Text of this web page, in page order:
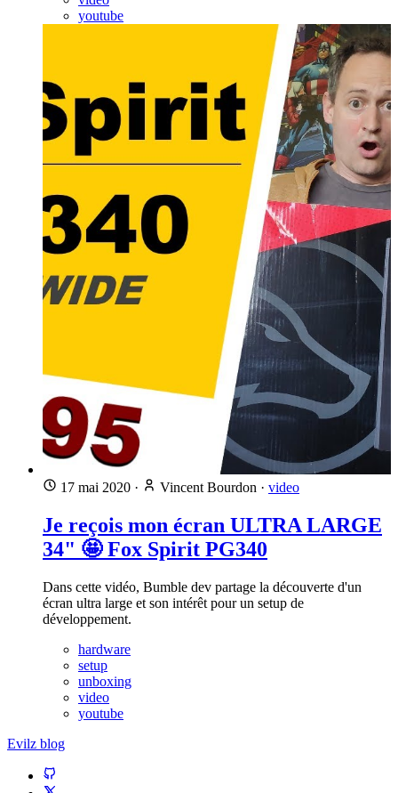
youtube
17 mai 2020 · Vincent Bourdon · video
Je reçois mon écran ULTRA LARGE
34" 🤩 Fox Spirit PG340
Dans cette vidéo, Bumble dev partage la découverte d'un
écran ultra large et son intérêt pour un setup de
développement.
hardware
setup
unboxing
video
youtube
Evilz blog